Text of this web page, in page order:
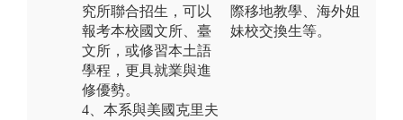
究所聯合招生，可以
報考本校國文所、臺
文所，或修習本土語
學程，更具就業與進
修優勢。
4、本系與美國克里夫
際移地教學、海外姐
妹校交換生等。